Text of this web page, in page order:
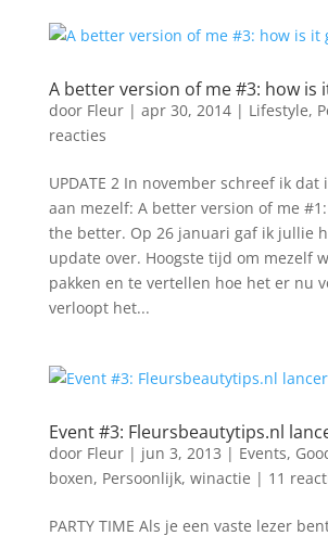
A better version of me #3: how is
door Fleur| apr 30, 2014| Lifestyle,
reacties
UPDATE 2 In november schreef ik
aan mezelf: A better version of me
the better. Op 26 januari gaf ik jullie
update over. Hoogste tijd om mezelf
pakken en te vertellen hoe het er nu
verloopt het...
Event #3: Fleursbeautytips.nl
door Fleur| jun 3, 2013 | Events,
boxen, Persoonlijk, winactie | 11
PARTY TIME Als je een vaste lezer